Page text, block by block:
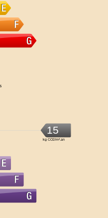
15
kg CO2/m².an